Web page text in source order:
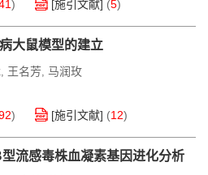
) [施引文献] (5)
大鼠模型的建立
, 王名芳, 马润玫
) [施引文献] (12)
流感毒株血凝素基因进化分析